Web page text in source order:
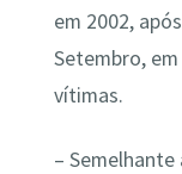
em 2002,
Setembro,
vítimas.
–